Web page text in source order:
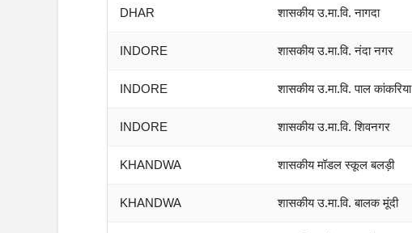
DHAR शासकीय उ.मा.वि. नागदा
INDORE शासकीय उ.मा.वि. नंदा नगर
INDORE शासकीय उ.मा.वि. पाल कांकरिया
INDORE शासकीय उ.मा.वि. शिवनगर
KHANDWA शासकीय मॉडल स्कूल बलड़ी
KHANDWA शासकीय उ.मा.वि. बालक मूंदी